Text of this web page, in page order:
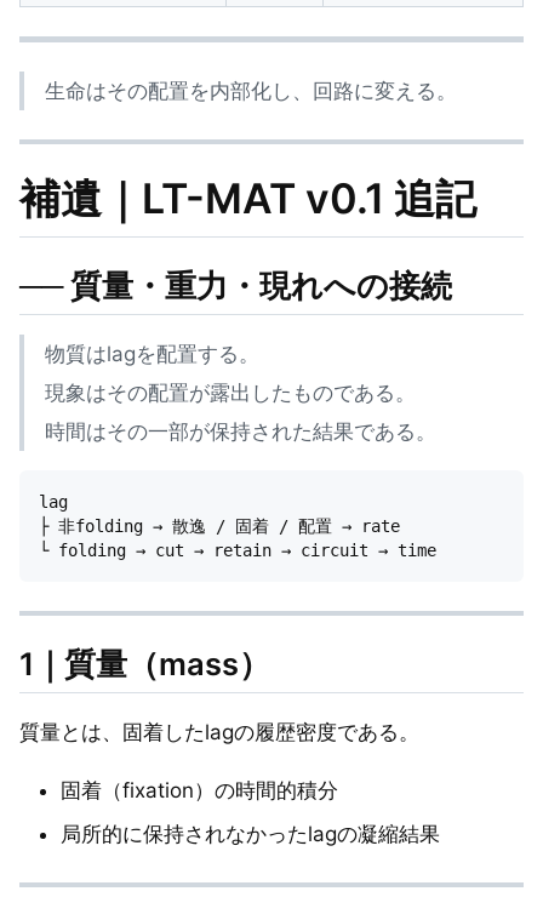
生命はその配置を内部化し、回路に変える。
補遺｜LT-MAT v0.1 追記
── 質量・重力・現れへの接続
物質はlagを配置する。
現象はその配置が露出したものである。
時間はその一部が保持された結果である。
lag
├ 非folding → 散逸 / 固着 / 配置 → rate
1｜質量（mass）
質量とは、固着したlagの履歴密度である。
固着（fixation）の時間的積分
局所的に保持されなかったlagの凝縮結果